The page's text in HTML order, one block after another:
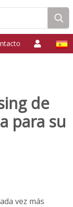
de
para su
vez más